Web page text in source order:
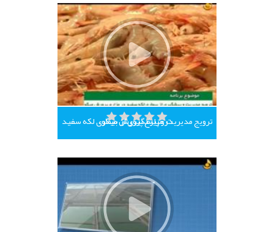
ترویج مدیریت و پیشگیری از بیماری لکه سفید در مزارع پرورش میگو